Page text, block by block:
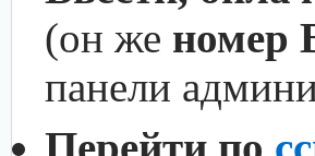
(он же номер
панели